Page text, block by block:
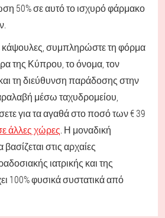
50% σε αυτό το ισχυρό φάρμακο
κάψουλες, συμπληρώστε τη φόρμα
της Κύπρου, το όνομα, τον
τη διεύθυνση παράδοσης στην
μέσω ταχυδρομείου,
για τα αγαθά στο ποσό των € 39
άλλες χώρες. Η μοναδική
στις αρχαίες
ιατρικής και της
100% φυσικά συστατικά από